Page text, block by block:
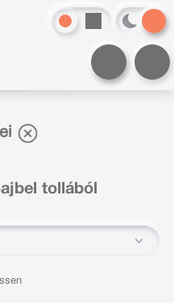
tollából